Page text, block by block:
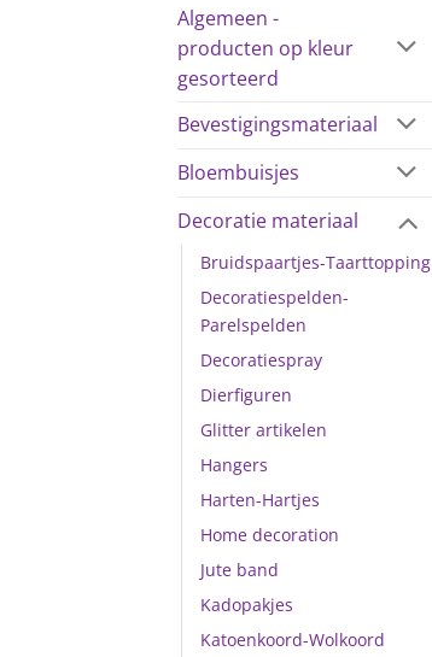
Algemeen -
producten op kleur
gesorteerd
Bevestigingsmateriaal
Bloembuisjes
Decoratie materiaal
Bruidspaartjes-Taarttopping
Decoratiespelden-
Parelspelden
Decoratiespray
Dierfiguren
Glitter artikelen
Hangers
Harten-Hartjes
Home decoration
Jute band
Kadopakjes
Katoenkoord-Wolkoord